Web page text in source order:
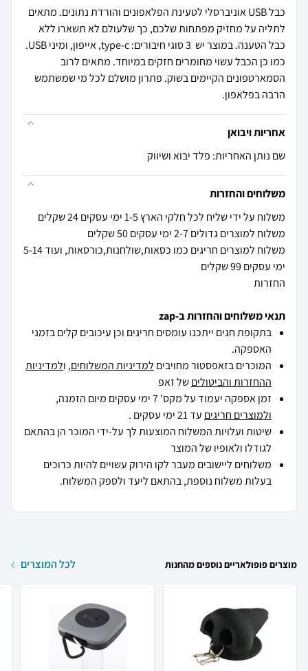
כבל USB אוניברסלי לטעינת הפלאפונים והורדת נתונים. מתאים
לתליה על מחזיק מפתחות שלכם, כך שלעולם לא תשארו ללא
כבל הטענה. במוצר יש 3 סוגי חיבורים: type-c, אייפון, ומיני USB.
כמו כן הכבל עשוי מחומרים חזקים במיוחד. מתאים לרוב
הסמארטפונים הקיימים בשוק. פתרון מושלם לכל מי שמשתמש
הרבה בפלאפון.
אחריות ויבואן
שם נותן האחריות: פלד יבוא ושיווק
משלוחים והחזרות
משלוח למוצרים חריגים כמו כסאות,שולחנות,כורסאות, ועוד 5-14
החזרות
תנאי משלוחים והחזרות ב-zap
בתקופת חגים ייתכנו עומסים חריגים וכן עיכובים קלים בזמני
האספקה.
המוכרים בזאפסטור מחויבים למדיניות המשלוחים, ולמדיניות
ההחזרות והביטוליםשל זאפ
זמן אספקה יעמוד על מקס' 7 ימי עסקים מיום הזמנה,
ולמוצרים חריגים עד 21 ימי עסקים .
שיטות ועלויות המשלוח המוצעות לך על-ידי המוכר הן בהתאם
לגודלו ולאופיו של המוצר
משלוחים ליישובים מעבר לקו הירוק עשויים להיות כרוכים
בעלות משלוח נוספת, בהתאם ליעד ולספק המשלוח.
מוצרים פופולאריים נוספים מהחנות לכל המוצרים